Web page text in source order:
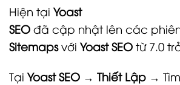
Hiện tại Yoast
SEO đã cập nhật lên các
Sitemapsvới Yoast SEO từ 7.0
Tại Yoast SEO → Thiết Lập →